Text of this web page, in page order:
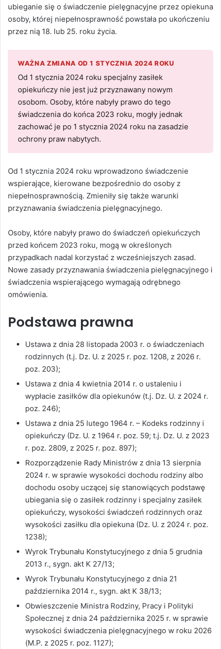
ubieganie się o świadczenie pielęgnacyjne przez opiekuna
osoby, której niepełnosprawność powstała po ukończeniu
przez nią 18. lub 25. roku życia.
WAŻNA ZMIANA OD 1 STYCZNIA 2024 ROKU
Od 1 stycznia 2024 roku specjalny zasiłek
opiekuńczy nie jest już przyznawany nowym
osobom. Osoby, które nabyły prawo do tego
świadczenia do końca 2023 roku, mogły jednak
zachować je po 1 stycznia 2024 roku na zasadzie
ochrony praw nabytych.
Od 1 stycznia 2024 roku wprowadzono świadczenie
wspierające, kierowane bezpośrednio do osoby z
niepełnosprawnością. Zmieniły się także warunki
przyznawania świadczenia pielęgnacyjnego.
Osoby, które nabyły prawo do świadczeń opiekuńczych
przed końcem 2023 roku, mogą w określonych
przypadkach nadal korzystać z wcześniejszych zasad.
Nowe zasady przyznawania świadczenia pielęgnacyjnego i
świadczenia wspierającego wymagają odrębnego
omówienia.
Podstawa prawna
Ustawa z dnia 28 listopada 2003 r. o świadczeniach
rodzinnych (t.j. Dz. U. z 2025 r. poz. 1208, z 2026 r.
poz. 203);
Ustawa z dnia 4 kwietnia 2014 r. o ustaleniu i
wypłacie zasiłków dla opiekunów (t.j. Dz. U. z 2024 r.
poz. 246);
Ustawa z dnia 25 lutego 1964 r. – Kodeks rodzinny i
opiekuńczy (Dz. U. z 1964 r. poz. 59; t.j. Dz. U. z 2023
r. poz. 2809, z 2025 r. poz. 897);
Rozporządzenie Rady Ministrów z dnia 13 sierpnia
2024 r. w sprawie wysokości dochodu rodziny albo
dochodu osoby uczącej się stanowiących podstawę
ubiegania się o zasiłek rodzinny i specjalny zasiłek
opiekuńczy, wysokości świadczeń rodzinnych oraz
wysokości zasiłku dla opiekuna (Dz. U. z 2024 r. poz.
1238);
Wyrok Trybunału Konstytucyjnego z dnia 5 grudnia
2013 r., sygn. akt K 27/13;
Wyrok Trybunału Konstytucyjnego z dnia 21
października 2014 r., sygn. akt K 38/13;
Obwieszczenie Ministra Rodziny, Pracy i Polityki
Społecznej z dnia 24 października 2025 r. w sprawie
wysokości świadczenia pielęgnacyjnego w roku 2026
(M.P. z 2025 r. poz. 1127);